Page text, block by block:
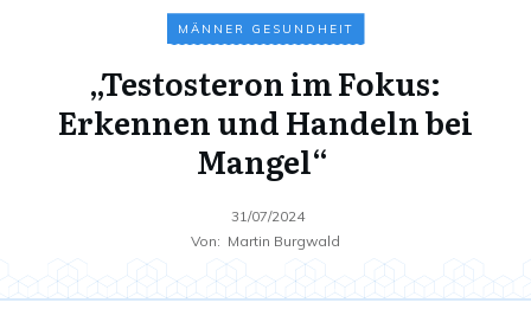
MÄNNER GESUNDHEIT
„Testosteron im Fokus:
Erkennen und Handeln bei
Mangel“
31/07/2024
Von: Martin Burgwald